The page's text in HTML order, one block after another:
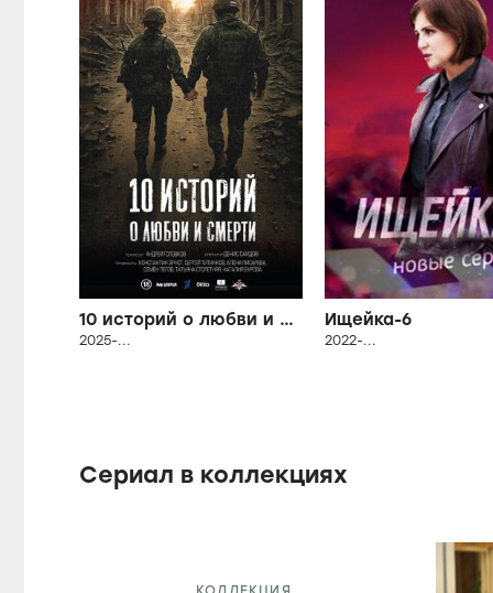
10 историй о любви и смерти
2025-...
Ищейка-6
2022-...
Сериал в коллекциях